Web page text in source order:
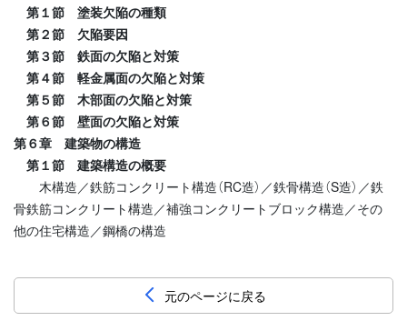
第１節 塗装欠陥の種類
第２節 欠陥要因
第３節 鉄面の欠陥と対策
第４節 軽金属面の欠陥と対策
第５節 木部面の欠陥と対策
第６節 壁面の欠陥と対策
第６章 建築物の構造
第１節 建築構造の概要
木構造／鉄筋コンクリート構造（RC造）／鉄骨構造（S造）／鉄
骨鉄筋コンクリート構造／補強コンクリートブロック構造／その
他の住宅構造／鋼橋の構造
元のページに戻る